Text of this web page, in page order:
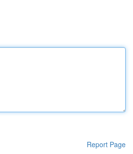
Report Page